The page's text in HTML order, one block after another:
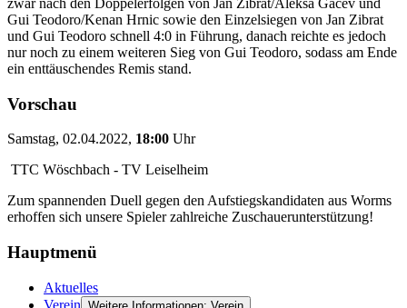
Gui Teodoro/Kenan Hrnic sowie den Einzelsiegen von Jan Zibrat
und Gui Teodoro schnell 4:0 in Führung, danach reichte es jedoch
nur noch zu einem weiteren Sieg von Gui Teodoro, sodass am Ende
ein enttäuschendes Remis stand.
Vorschau
Samstag, 02.04.2022, 18:00 Uhr
TTC Wöschbach - TV Leiselheim
Zum spannenden Duell gegen den Aufstiegskandidaten aus Worms
erhoffen sich unsere Spieler zahlreiche Zuschauerunterstützung!
Hauptmenü
Aktuelles
Verein